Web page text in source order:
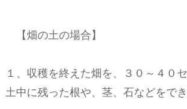
【畑の土の場合】
１、収穫を終えた畑を、３０～４０
土中に残った根や、茎、石などをで